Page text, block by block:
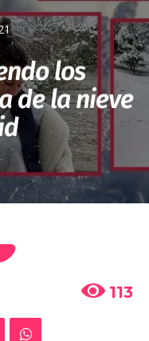
los
de la nieve
113